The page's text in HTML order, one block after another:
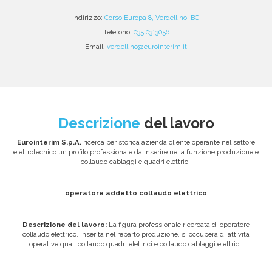
Indirizzo: Corso Europa 8, Verdellino, BG
Telefono: 035 0313056
Email: verdellino@eurointerim.it
Descrizione del lavoro
Eurointerim S.p.A. ricerca per storica azienda cliente operante nel settore
elettrotecnico un profilo professionale da inserire nella funzione produzione e
collaudo cablaggi e quadri elettrici:
operatore addetto collaudo elettrico
Descrizione del lavoro: La figura professionale ricercata di operatore
collaudo elettrico, inserita nel reparto produzione, si occuperà di attività
operative quali collaudo quadri elettrici e collaudo cablaggi elettrici.